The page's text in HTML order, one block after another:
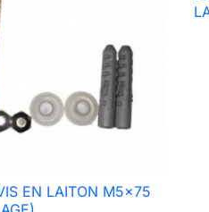
Aperçu rapide
EN LAITON M5x75